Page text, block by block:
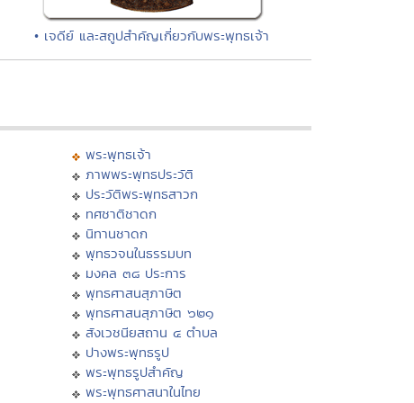
• เจดีย์ และสถูปสำคัญเกี่ยวกับพระพุทธเจ้า
พระพุทธเจ้า
ภาพพระพุทธประวัติ
ประวัติพระพุทธสาวก
ทศชาติชาดก
นิทานชาดก
พุทธวจนในธรรมบท
มงคล ๓๘ ประการ
พุทธศาสนสุภาษิต
พุทธศาสนสุภาษิต ๖๒๑
สังเวชนียสถาน ๔ ตำบล
ปางพระพุทธรูป
พระพุทธรูปสำคัญ
พระพุทธศาสนาในไทย